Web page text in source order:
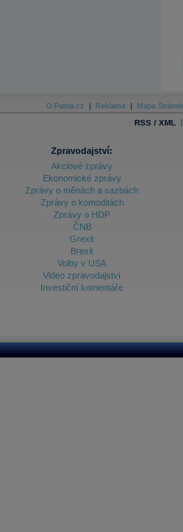
O Patria.cz Reklama Mapa Stránek
RSS / XML |
Zpravodajství:
Akciové zprávy
Ekonomické zprávy
Zprávy o měnách a sazbách
Zprávy o komoditách
Zprávy o HDP
ČNB
Grexit
Brexit
Volby v USA
Video zpravodajství
Investiční komentáře